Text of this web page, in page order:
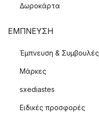
Δωροκάρτα
ΈΜΠΝΕΥΣΗ
Έμπνευση & Συμβουλές
Μάρκες
sxediastes
Ειδικές προσφορές